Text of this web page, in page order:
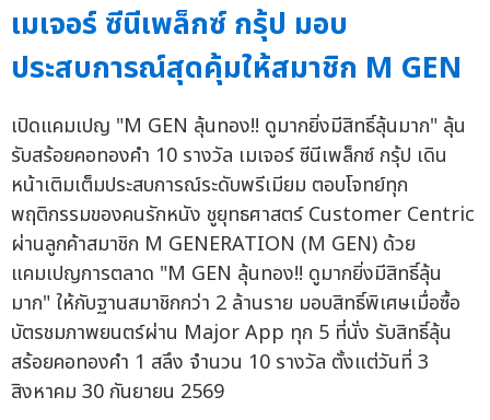
เมเจอร์ ซีนีเพล็กซ์ กรุ้ป มอบ
ประสบการณ์สุดคุ้มให้สมาชิก M GEN
เปิดแคมเปญ "M GEN ลุ้นทอง!! ดูมากยิ่งมีสิทธิ์ลุ้นมาก" ลุ้น
รับสร้อยคอทองคำ 10 รางวัล เมเจอร์ ซีนีเพล็กซ์ กรุ้ป เดิน
หน้าเติมเต็มประสบการณ์ระดับพรีเมียม ตอบโจทย์ทุก
พฤติกรรมของคนรักหนัง ชูยุทธศาสตร์ Customer Centric
ผ่านลูกค้าสมาชิก M GENERATION (M GEN) ด้วย
แคมเปญการตลาด "M GEN ลุ้นทอง!! ดูมากยิ่งมีสิทธิ์ลุ้น
มาก" ให้กับฐานสมาชิกกว่า 2 ล้านราย มอบสิทธิ์พิเศษเมื่อซื้อ
บัตรชมภาพยนตร์ผ่าน Major App ทุก 5 ที่นั่ง รับสิทธิ์ลุ้น
สร้อยคอทองคำ 1 สลึง จำนวน 10 รางวัล ตั้งแต่วันที่ 3
สิงหาคม 30 กันยายน 2569